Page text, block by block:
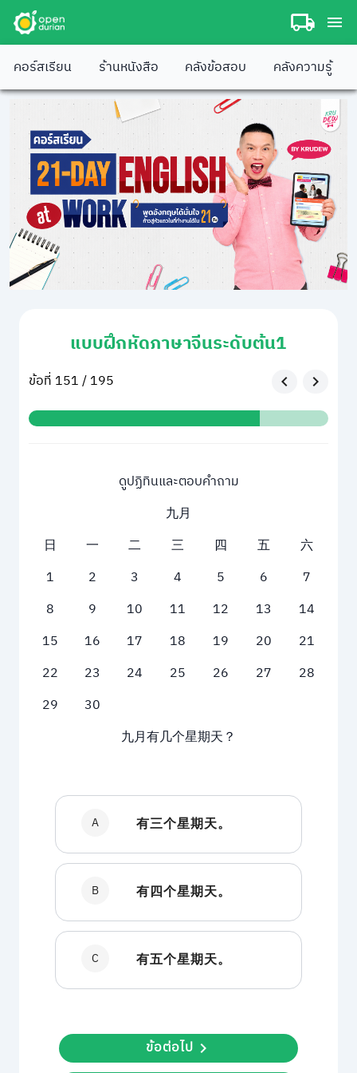
คอร์สเรียน ร้านหนังสือ คลังข้อสอบ คลังความรู้
แบบฝึกหัดภาษาจีนระดับต้น1
ข้อที่ 151 / 195
ดูปฏิทินและตอบคำถาม
九月
日
一 二 三 四 五
六
1
2 3 4 5 6
7
8
9 10 11 12 13
14
15
16 17 18 19 20
21
22
23 24 25 26 27
28
29
30
九月有几个星期天？
A 有三个星期天。
B 有四个星期天。
C 有五个星期天。
ข้อต่อไป